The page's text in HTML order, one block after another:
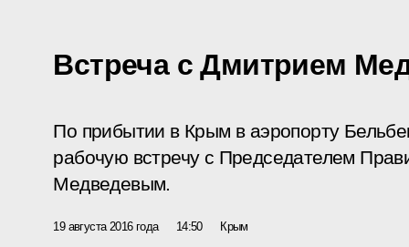
Встреча с Дмитрием
По прибытии в Крым в аэропорту
рабочую встречу с Председателем
Медведевым.
19 августа 2016 года 14:50 Крым